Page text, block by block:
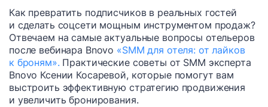
Как превратить подписчиков в реальных гостей
и сделать соцсети мощным инструментом продаж?
Отвечаем на самые актуальные вопросы отельеров
после вебинара Bnovo «SMM для отеля: от лайков
к броням». Практические советы от SMM эксперта
Bnovo Ксении Косаревой, которые помогут вам
выстроить эффективную стратегию продвижения
и увеличить бронирования.